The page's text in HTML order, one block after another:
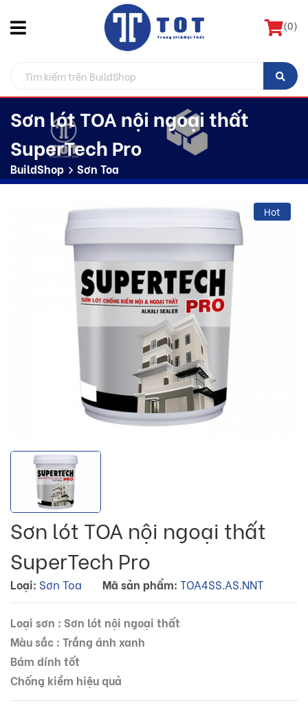
(0)
Sơn lót TOA nội ngoại thất
SuperTech Pro
BuildShop Sơn Toa
Hot
Sơn lót TOA nội ngoại thất
SuperTech Pro
Loại: Sơn Toa Mã sản phẩm: TOA4SS.AS.NNT
Loại sơn : Sơn lót nội ngoại thất
Màu sắc : Trắng ánh xanh
Bám dính tốt
Chống kiềm hiệu quả